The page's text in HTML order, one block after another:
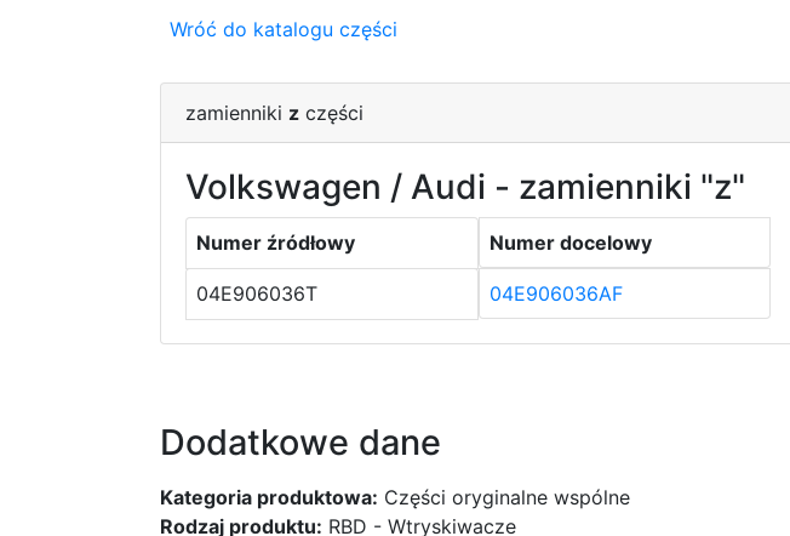
Wróć do katalogu części
zamienniki z części
Volkswagen / Audi - zamienniki "z"
Numer źródłowy Numer docelowy
04E906036T 04E906036AF
Dodatkowe dane
Kategoria produktowa: Części oryginalne wspólne
Rodzaj produktu: RBD - Wtryskiwacze